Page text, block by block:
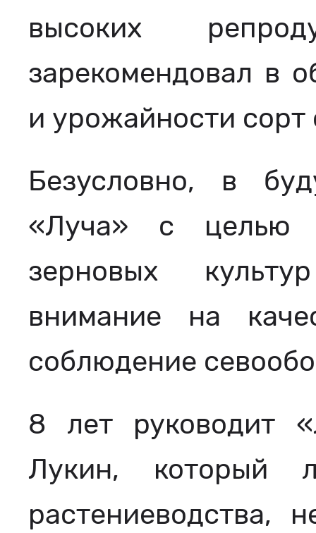
высоких
зарекомендовал в
и урожайности сорт
Безусловно, в
«Луча» с целью
зерновых
внимание на
соблюдение
8 лет руководит
Лукин, который
растениеводства,